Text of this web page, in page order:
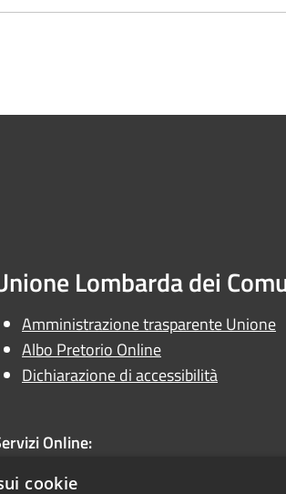
Lombarda dei
Amministrazione trasparente Unione
Albo Pretorio Online
Dichiarazione di accessibilità
Online:
Unione Online
cookie